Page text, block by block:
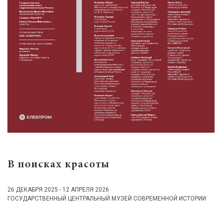
В поисках красоты
26 ДЕКАБРЯ 2025 - 12 АПРЕЛЯ 2026
ГОСУДАРСТВЕННЫЙ ЦЕНТРАЛЬНЫЙ МУЗЕЙ СОВРЕМЕННОЙ ИСТОРИИ